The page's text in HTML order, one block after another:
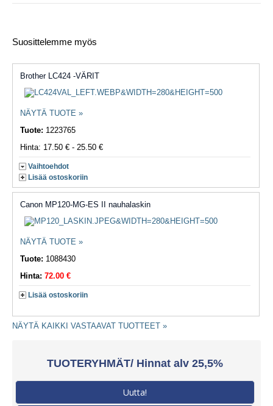
Suosittelemme myös
Brother LC424 -VÄRIT
NÄYTÄ TUOTE »
Tuote: 1223765
Hinta: 17.50 € - 25.50 €
Vaihtoehdot
Lisää ostoskoriin
Canon MP120-MG-ES II nauhalaskin
NÄYTÄ TUOTE »
Tuote: 1088430
Hinta: 72.00 €
Lisää ostoskoriin
NÄYTÄ KAIKKI VASTAAVAT TUOTTEET »
TUOTERYHMÄT/ Hinnat alv 25,5%
Uutta!